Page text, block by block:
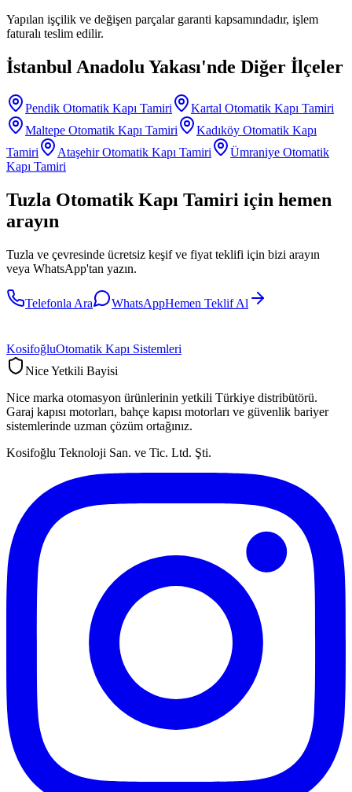
Yapılan işçilik ve değişen parçalar garanti kapsamındadır, işlem
faturalı teslim edilir.
İstanbul Anadolu Yakası'nde Diğer İlçeler
Pendik Otomatik Kapı Tamiri Kartal Otomatik Kapı Tamiri
Maltepe Otomatik Kapı Tamiri Kadıköy Otomatik Kapı
Tamiri
Ataşehir Otomatik Kapı Tamiri Ümraniye Otomatik
Kapı Tamiri
Tuzla Otomatik Kapı Tamiri için hemen
arayın
Tuzla ve çevresinde ücretsiz keşif ve fiyat teklifi için bizi arayın
veya WhatsApp'tan yazın.
Telefonla Ara WhatsAppHemen Teklif Al
KosifoğluOtomatik Kapı Sistemleri
Nice Yetkili Bayisi
Nice marka otomasyon ürünlerinin yetkili Türkiye distribütörü.
Garaj kapısı motorları, bahçe kapısı motorları ve güvenlik bariyer
sistemlerinde uzman çözüm ortağınız.
Kosifoğlu Teknoloji San. ve Tic. Ltd. Şti.